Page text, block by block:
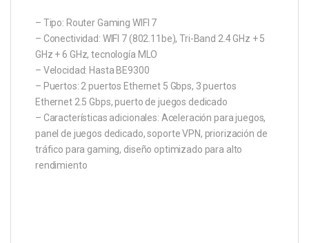
– Tipo: Router Gaming WIFI 7
– Conectividad: WIFI 7 (802.11be), Tri-Band 2.4 GHz + 5
GHz + 6 GHz, tecnología MLO
– Velocidad: Hasta BE9300
– Puertos: 2 puertos Ethernet 5 Gbps, 3 puertos
Ethernet 2.5 Gbps, puerto de juegos dedicado
– Características adicionales: Aceleración para juegos,
panel de juegos dedicado, soporte VPN, priorización de
tráfico para gaming, diseño optimizado para alto
rendimiento